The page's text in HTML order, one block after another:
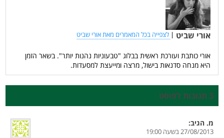
אורי שביט | לצפייה בכל המאמרים מאת אורי שביט
אורי כותבת ועורכת ראשית בבלוג "טבעוניות נהנות יותר". בשאר הזמן
היא מנחה סדנאות בישול, מרצה ומייעצת למסעדות.
3 תגובות לפוסט
מ. הגיב:
27/08/2013 בשעה 19:00